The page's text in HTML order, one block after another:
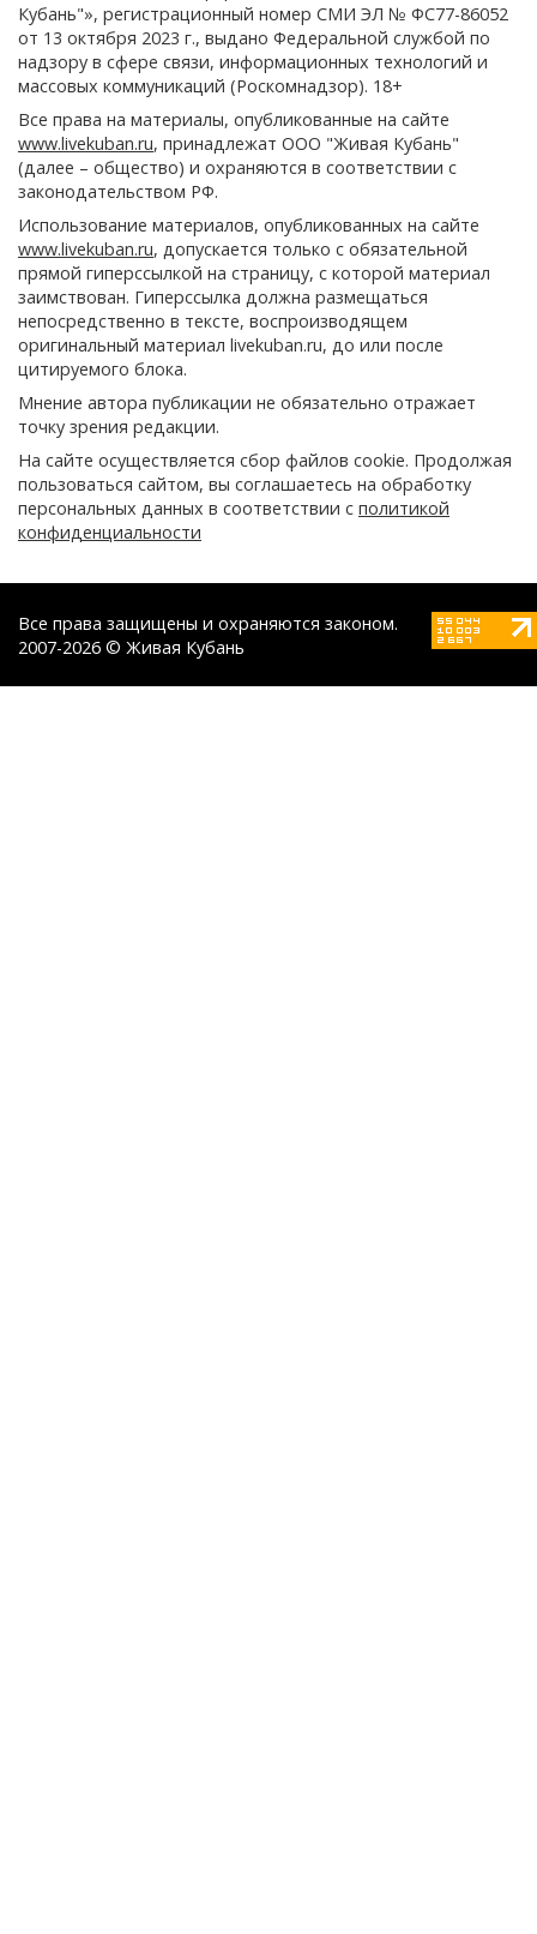
Кубань"», регистрационный номер СМИ ЭЛ № ФС77-86052
от 13 октября 2023 г., выдано Федеральной службой по
надзору в сфере связи, информационных технологий и
массовых коммуникаций (Роскомнадзор). 18+
Все права на материалы, опубликованные на сайте
www.livekuban.ru, принадлежат ООО "Живая Кубань"
(далее – общество) и охраняются в соответствии с
законодательством РФ.
Использование материалов, опубликованных на сайте
www.livekuban.ru, допускается только с обязательной
прямой гиперссылкой на страницу, с которой материал
заимствован. Гиперссылка должна размещаться
непосредственно в тексте, воспроизводящем
оригинальный материал livekuban.ru, до или после
цитируемого блока.
Мнение автора публикации не обязательно отражает
точку зрения редакции.
На сайте осуществляется сбор файлов cookie. Продолжая
пользоваться сайтом, вы соглашаетесь на обработку
персональных данных в соответствии с политикой
конфиденциальности
Все права защищены и охраняются законом.
2007-2026 © Живая Кубань